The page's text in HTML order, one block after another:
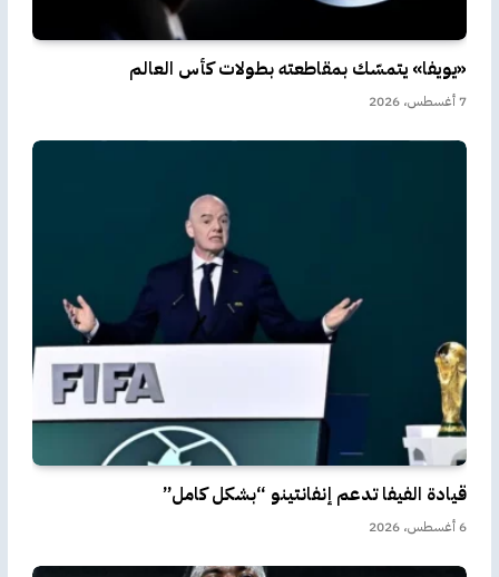
«يويفا» يتمسّك بمقاطعته بطولات كأس العالم
7 أغسطس، 2026
قيادة الفيفا تدعم إنفانتينو “بشكل كامل”
6 أغسطس، 2026